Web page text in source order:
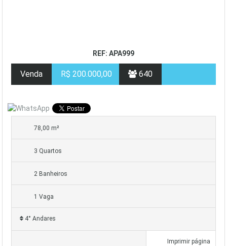
REF: APA999
Venda R$ 200.000,00 640
78,00 m²
3 Quartos
2 Banheiros
1 Vaga
4° Andares
Imprimir página